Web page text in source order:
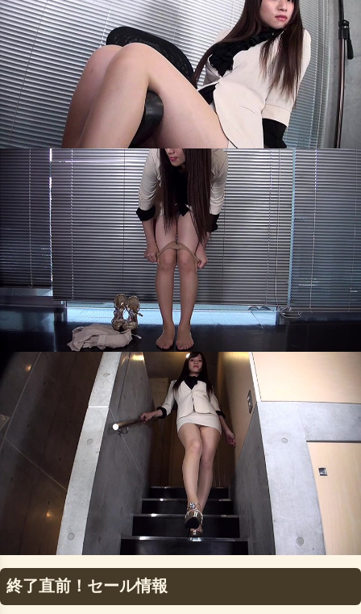
終了直前！セール情報